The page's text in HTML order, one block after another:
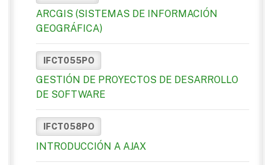
ARCGIS (SISTEMAS DE INFORMACIÓN
GEOGRÁFICA)
IFCT055PO
GESTIÓN DE PROYECTOS DE DESARROLLO
DE SOFTWARE
IFCT058PO
INTRODUCCIÓN A AJAX